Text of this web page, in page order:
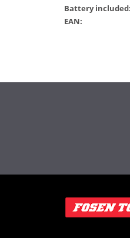
Battery included:
EAN: